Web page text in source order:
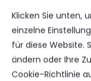
Klicken Sie unten,
einzelne
für diese Website.
ändern oder Ihre
Cookie-Richtlinie
SV Frankonia Wernsdorf
DATUM